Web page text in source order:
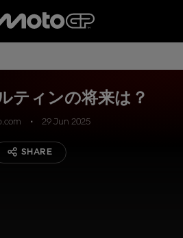
ティンの将来は？
29 Jun 2025
SHARE